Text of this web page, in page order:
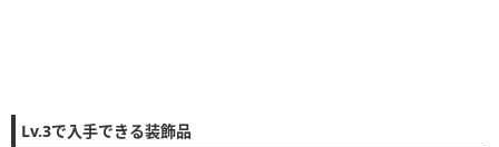
Lv.3で入手できる装飾品